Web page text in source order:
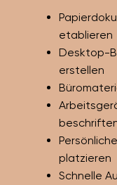
etablieren
Desktop-
erstellen
platzieren
Schnelle